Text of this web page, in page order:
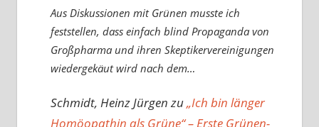
Aus Diskussionen mit Grünen musste ich
feststellen, dass einfach blind Propaganda von
Großpharma und ihren Skeptikervereinigungen
wiedergekäut wird nach dem…
Schmidt, Heinz Jürgenzu„Ich bin länger
Homöopathin als Grüne“ – Erste Grünen-